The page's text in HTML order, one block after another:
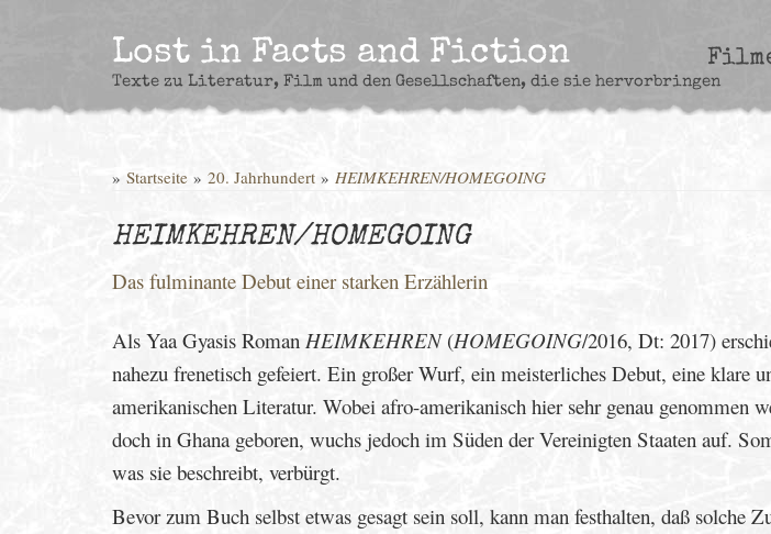
Lost in Facts and Fiction
Texte zu Literatur, Film und den Gesellschaften, die sie hervorbringen
» Startseite » 20. Jahrhundert » HEIMKEHREN/HOMEGOING
HEIMKEHREN/HOMEGOING
Das fulminante Debut einer starken Erzählerin
Als Yaa Gyasis Roman HEIMKEHREN(HOMEGOING/2016, Dt: 2017)
nahezu frenetisch gefeiert. Ein großer Wurf, ein meisterliches Debut, eine klare
amerikanischen Literatur. Wobei afro-amerikanisch hier sehr genau genommen
doch in Ghana geboren, wuchs jedoch im Süden der Vereinigten Staaten auf.
was sie beschreibt, verbürgt.
Bevor zum Buch selbst etwas gesagt sein soll, kann man festhalten, daß solche